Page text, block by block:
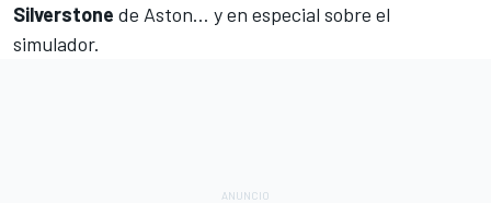
Silverstone de Aston… y en especial sobre el
simulador.